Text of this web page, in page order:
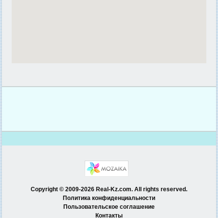
Copyright © 2009-2026 Real-Kz.com. All rights reserved.
Политика конфиденциальности
Пользовательское соглашение
Контакты